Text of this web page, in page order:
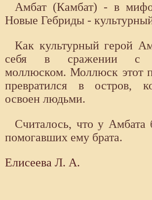
Амбат (Камбат) - в
Новые Гебриды -
Как культурный герой
себя в сражении с
моллюском. Моллюск этот
превратился в остров,
освоен людьми.
Считалось, что у Амбата
помогавших ему брата.
Елисеева Л. А.